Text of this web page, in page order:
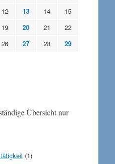
12 13 14
15
19 20 21
22
26 27 28
29
Übersicht nur
(1)